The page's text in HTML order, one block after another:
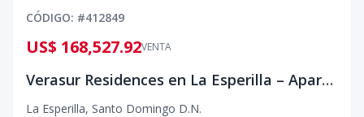
CÓDIGO: #412849
VENTA
US$ 168,527.92
Verasur Residences en La Esperilla – Apartamentos Modernos de 1 y 2 Habitaciones en La Esperilla, Santo Domingo
La Esperilla, Santo Domingo D.N.